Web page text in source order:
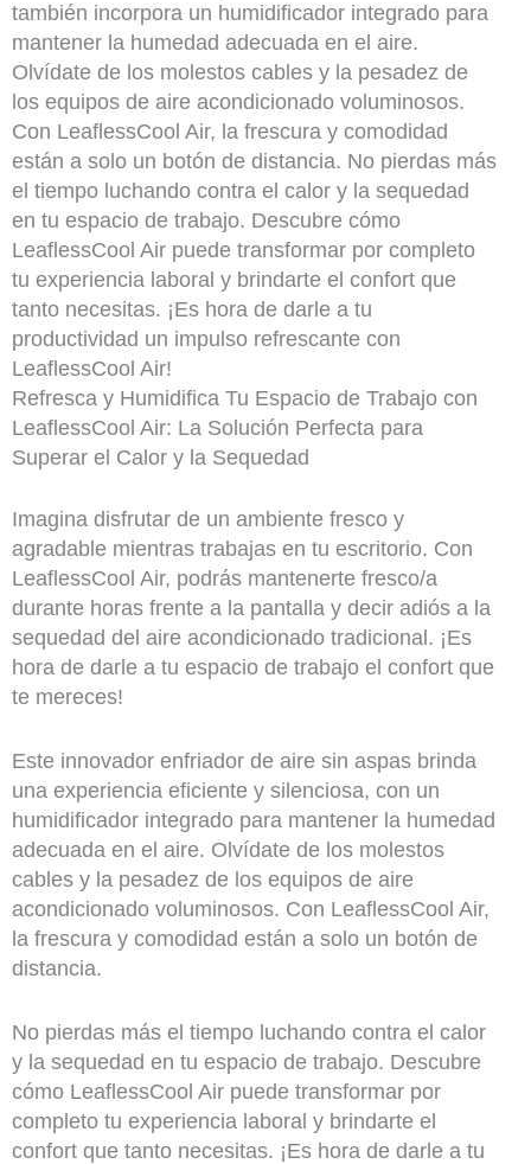
también incorpora un humidificador integrado para
mantener la humedad adecuada en el aire.
Olvídate de los molestos cables y la pesadez de
los equipos de aire acondicionado voluminosos.
Con LeaflessCool Air, la frescura y comodidad
están a solo un botón de distancia. No pierdas más
el tiempo luchando contra el calor y la sequedad
en tu espacio de trabajo. Descubre cómo
LeaflessCool Air puede transformar por completo
tu experiencia laboral y brindarte el confort que
tanto necesitas. ¡Es hora de darle a tu
productividad un impulso refrescante con
LeaflessCool Air!
Refresca y Humidifica Tu Espacio de Trabajo con
LeaflessCool Air: La Solución Perfecta para
Superar el Calor y la Sequedad
Imagina disfrutar de un ambiente fresco y
agradable mientras trabajas en tu escritorio. Con
LeaflessCool Air, podrás mantenerte fresco/a
durante horas frente a la pantalla y decir adiós a la
sequedad del aire acondicionado tradicional. ¡Es
hora de darle a tu espacio de trabajo el confort que
te mereces!
Este innovador enfriador de aire sin aspas brinda
una experiencia eficiente y silenciosa, con un
humidificador integrado para mantener la humedad
adecuada en el aire. Olvídate de los molestos
cables y la pesadez de los equipos de aire
acondicionado voluminosos. Con LeaflessCool Air,
la frescura y comodidad están a solo un botón de
distancia.
No pierdas más el tiempo luchando contra el calor
y la sequedad en tu espacio de trabajo. Descubre
cómo LeaflessCool Air puede transformar por
completo tu experiencia laboral y brindarte el
confort que tanto necesitas. ¡Es hora de darle a tu